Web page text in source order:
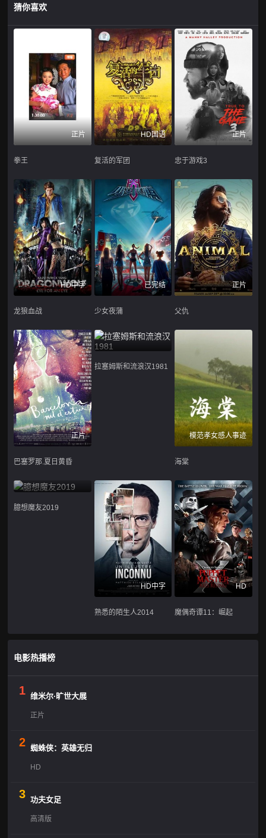
猜你喜欢
正片
拳王
HD国语
复活的军团
正片
忠于游戏3
HD中字
龙狼血战
已完结
少女夜蒲
正片
父仇
正片
巴塞罗那.夏日黄昏
拉塞姆斯和流浪汉1981
模范孝女感人事迹
海棠
臆想魔友2019
HD中字
熟悉的陌生人2014
HD
魔偶奇谭11：崛起
电影热播榜
1 维米尔·旷世大展
正片
2 蜘蛛侠：英雄无归
HD
3 功夫女足
高清版